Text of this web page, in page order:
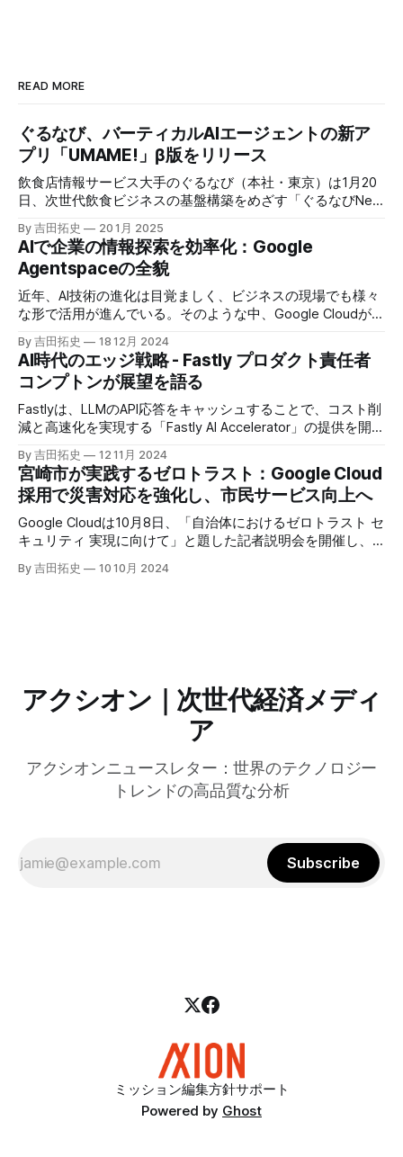
READ MORE
ぐるなび、バーティカルAIエージェントの新ア
プリ「UMAME!」β版をリリース
飲食店情報サービス大手のぐるなび（本社・東京）は1月20
日、次世代飲食ビジネスの基盤構築をめざす「ぐるなびNext
プロジェクト」の初成果として、新たな飲食店探索アプリ
「UMAME!（うまみー！）」のβ版を公開した。
By 吉田拓史 20 1月 2025
AIで企業の情報探索を効率化：Google
Agentspaceの全貌
近年、AI技術の進化は目覚ましく、ビジネスの現場でも様々
な形で活用が進んでいる。そのような中、Google Cloudが新
たに発表したGoogle Agentspaceは、いま注目を集めるAIエ
ージェントがエンタープライズITを大きく変革する予兆と言
えるだろう。
By 吉田拓史 18 12月 2024
AI時代のエッジ戦略 - Fastly プロダクト責任者
コンプトンが展望を語る
Fastlyは、LLMのAPI応答をキャッシュすることで、コスト削
減と高速化を実現する「Fastly AI Accelerator」の提供を開始
した。キップ・コンプトン最高プロダクト責任者（CPO）
は、類似した質問への応答を再利用し、効率的な処理を可能
にすると説明した。さらに、コンプトンは、エッジコンピュ
ーティングの利点を活かしたパーソナライズや、エッジにお
けるGPUの経済性、セキュリティへの取り組みなど、Fastly
のAI戦略について語った。
By 吉田拓史 12 11月 2024
宮崎市が実践するゼロトラスト：Google Cloud
採用で災害対応を強化し、市民サービス向上へ
Google Cloudは10月8日、「自治体におけるゼロトラスト セ
キュリティ 実現に向けて」と題した記者説明会を開催し、
自治体向けにゼロトラストセキュリティ導入を支援するプロ
グラムを発表した。宮崎市の事例では、Google Workspace
By 吉田拓史 10 10月 2024
アクシオン｜次世代経済メディ
ア
アクシオンニュースレター：世界のテクノロジー
トレンドの高品質な分析
Subscribe
ミッション編集方針サポート
Powered by Ghost